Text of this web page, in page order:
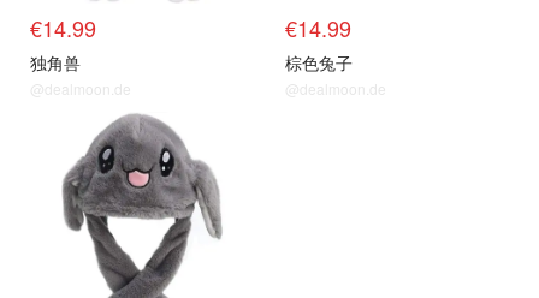
€14.99
独角兽
@dealmoon.de
€14.99
棕色兔子
@dealmoon.de